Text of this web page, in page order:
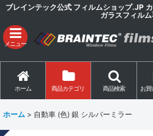
ブレインテック公式 フィルムショップ.JP
ガラスフィル
メニュー
ホーム 商品カテゴリ 商品検索 お買
ホーム > 自動車 (色) 銀 シルバーミラー